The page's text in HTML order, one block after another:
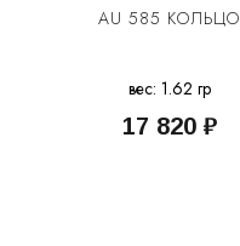
AU 585 КОЛЬЦО
вес: 1.62 гр
17 820 ₽